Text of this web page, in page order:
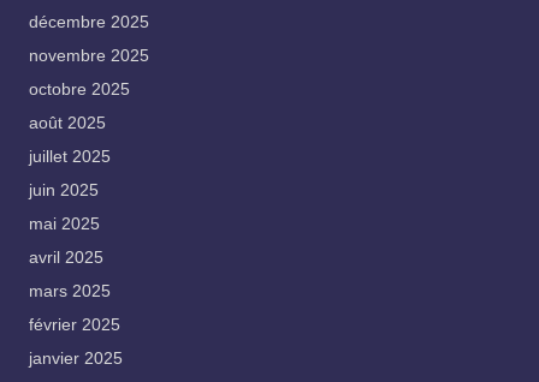
décembre 2025
novembre 2025
octobre 2025
août 2025
juillet 2025
juin 2025
mai 2025
avril 2025
mars 2025
février 2025
janvier 2025